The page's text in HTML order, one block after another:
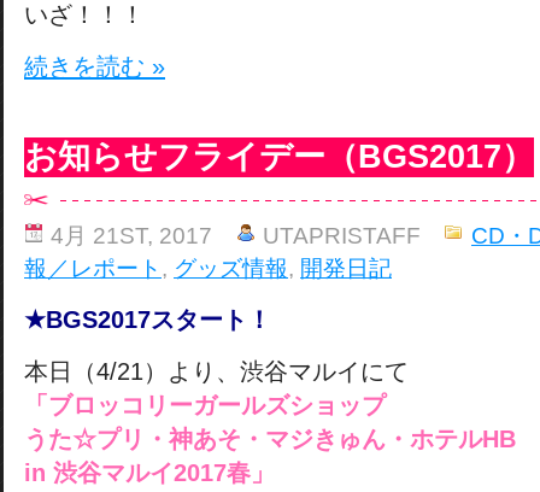
いざ！！！
続きを読む »
お知らせフライデー（BGS2017）
4月 21ST, 2017 UTAPRISTAFF
CD・
報／レポート , グッズ情報, 開発日記
★BGS2017スタート！
本日（4/21）より、渋谷マルイにて
「ブロッコリーガールズショップ
うた☆プリ・神あそ・マジきゅん・ホテルHB
in 渋谷マルイ2017春」